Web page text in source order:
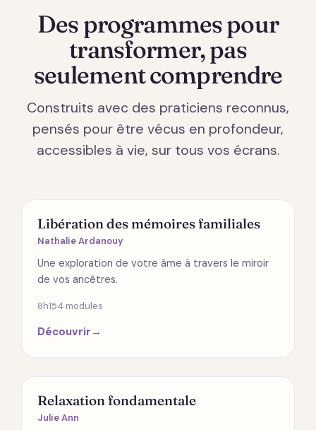
Des programmes pour
transformer, pas
seulement comprendre
Construits avec des praticiens reconnus,
pensés pour être vécus en profondeur,
accessibles à vie, sur tous vos écrans.
ÉMOTIONS
Libération des mémoires familiales
Nathalie Ardanouy
Une exploration de votre âme à travers le miroir
de vos ancêtres.
8h154 modules
Découvrir →
SPIRITUALITÉ
Relaxation fondamentale
Julie Ann